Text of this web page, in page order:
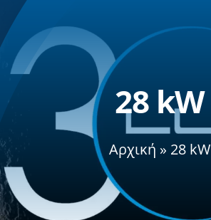
28 kW
Αρχική » 28 kW